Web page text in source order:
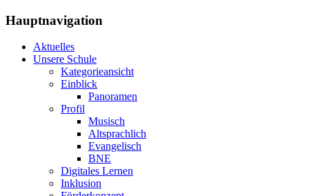
Hauptnavigation
Aktuelles
Unsere Schule
Kategorieansicht
Einblick
Panoramen
Profil
Musisch
Altsprachlich
Evangelisch
BNE
Digitales Lernen
Inklusion